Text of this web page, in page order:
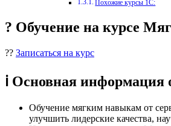
Похожие курсы 1С:
? Обучение на курсе
?? Записаться на курс
ℹ️ Основная
Обучение мягким навыкам от
улучшить лидерские качества,